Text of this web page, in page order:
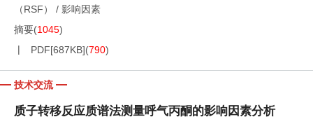
（RSF）
/ 影响因素
摘要(1045)
PDF[687KB](790)
技术交流
质子转移反应质谱法测量呼气丙酮的影响因素分析